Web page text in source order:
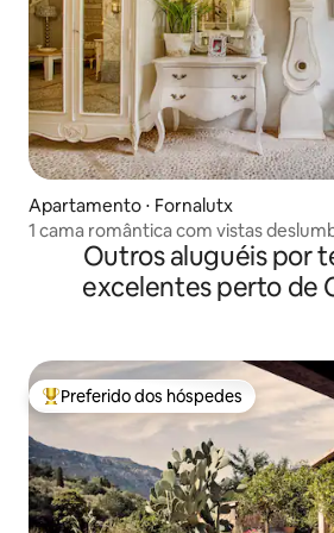
Apartamento ⋅ Fornalutx
1 cama romântica com vistas
Outros aluguéis por
excelentes perto de
Entre os melhores preferidos dos
Preferido dos hóspedes